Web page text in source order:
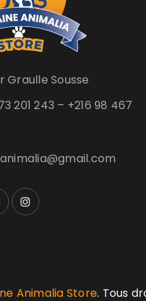
Graulle Sousse
201 243 – +216 98 467
Animalia Store. Tous